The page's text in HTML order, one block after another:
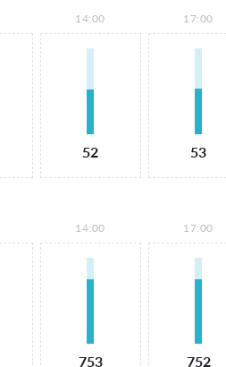
14:00
52
17:00
53
14:00
753
17:00
752